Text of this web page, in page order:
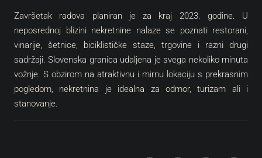
Završetak radova planiran je za kraj 2023. godine. U
neposrednoj blizini nekretnine nalaze se poznati restorani,
vinarije, šetnice, biciklističke staze, trgovine i razni drugi
sadržaji. Slovenska granica udaljena je svega nekoliko minuta
vožnje. S obzirom na atraktivnu i mirnu lokaciju s prekrasnim
pogledom, nekretnina je idealna za odmor, turizam ali i
stanovanje.